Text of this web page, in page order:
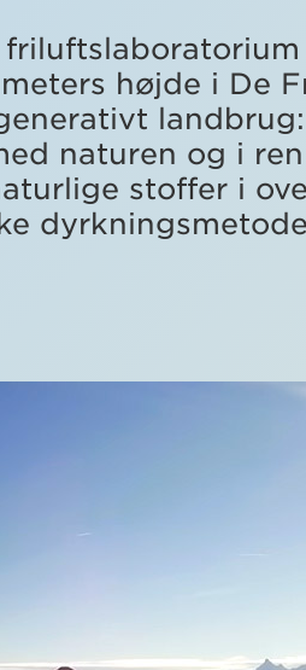
højde i De
naturen og i
stoffer i